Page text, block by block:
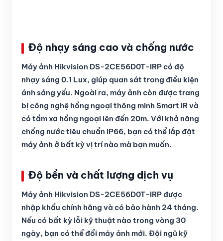
Độ nhạy sáng cao và chống nước
Máy ảnh Hikvision DS-2CE56D0T-IRP có độ
nhạy sáng 0.1 Lux, giúp quan sát trong điều kiện
ánh sáng yếu. Ngoài ra, máy ảnh còn được trang
bị công nghệ hồng ngoại thông minh Smart IR và
có tầm xa hồng ngoại lên đến 20m. Với khả năng
chống nước tiêu chuẩn IP66, bạn có thể lắp đặt
máy ảnh ở bất kỳ vị trí nào mà bạn muốn.
Độ bền và chất lượng dịch vụ
Máy ảnh Hikvision DS-2CE56D0T-IRP được
nhập khẩu chính hãng và có bảo hành 24 tháng.
Nếu có bất kỳ lỗi kỹ thuật nào trong vòng 30
ngày, bạn có thể đổi máy ảnh mới. Đội ngũ kỹ